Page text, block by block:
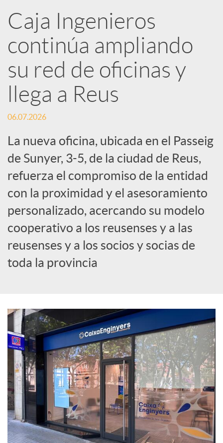
R
e
d
e
s
S
o
c
i
a
l
e
s
Caja Ingenieros
continúa ampliando
su red de oficinas y
llega a Reus
06.07.2026
La nueva oficina, ubicada en el Passeig
de Sunyer, 3-5, de la ciudad de Reus,
refuerza el compromiso de la entidad
con la proximidad y el asesoramiento
personalizado, acercando su modelo
cooperativo a los reusenses y a las
reusenses y a los socios y socias de
toda la provincia